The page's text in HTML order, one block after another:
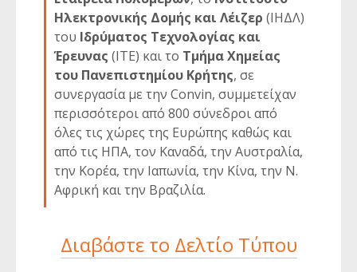
Ηλεκτρονικής Δομής και Λέιζερ (ΙΗΔΛ)
του Ιδρύματος Τεχνολογίας και
Έρευνας (ΙΤΕ) και το Τμήμα Χημείας
του Πανεπιστημίου Κρήτης, σε
συνεργασία με την Convin, συμμετείχαν
περισσότεροι από 800 σύνεδροι από
όλες τις χώρες της Ευρώπης καθώς και
από τις ΗΠΑ, τον Καναδά, την Αυστραλία,
την Κορέα, την Ιαπωνία, την Κίνα, την Ν.
Αφρική και την Βραζιλία.
Διαβάστε το Δελτίο Τύπου